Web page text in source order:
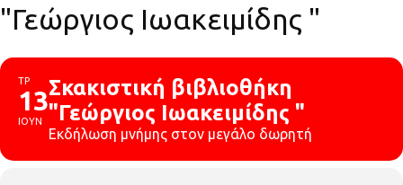
"Γεώργιος Ιωακειμίδης "
ΤΡ
13
ΙΟΥΝ
Σκακιστική βιβλιοθήκη
"Γεώργιος Ιωακειμίδης "
Εκδήλωση μνήμης στον μεγάλο δωρητή